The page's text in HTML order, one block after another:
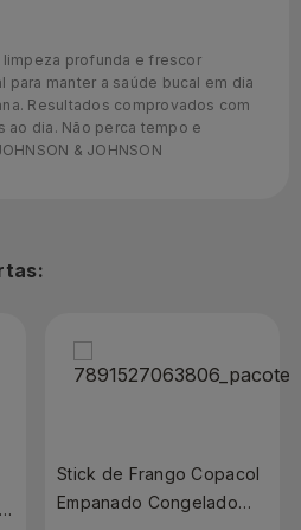
profunda e frescor
para manter a saúde bucal em dia
Resultados comprovados com
ao dia. Não perca tempo e
& JOHNSON
Stick de Frango Copacol
Empanado Congelado